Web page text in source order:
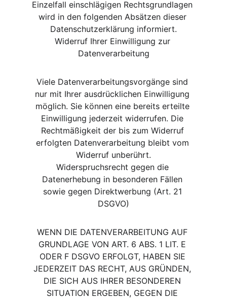
Einzelfall einschlägigen Rechtsgrundlagen
wird in den folgenden Absätzen dieser
Datenschutzerklärung informiert.
Widerruf Ihrer Einwilligung zur
Datenverarbeitung
Viele Datenverarbeitungsvorgänge sind
nur mit Ihrer ausdrücklichen Einwilligung
möglich. Sie können eine bereits erteilte
Einwilligung jederzeit widerrufen. Die
Rechtmäßigkeit der bis zum Widerruf
erfolgten Datenverarbeitung bleibt vom
Widerruf unberührt.
Widerspruchsrecht gegen die
Datenerhebung in besonderen Fällen
sowie gegen Direktwerbung (Art. 21
DSGVO)
WENN DIE DATENVERARBEITUNG AUF
GRUNDLAGE VON ART. 6 ABS. 1 LIT. E
ODER F DSGVO ERFOLGT, HABEN SIE
JEDERZEIT DAS RECHT, AUS GRÜNDEN,
DIE SICH AUS IHRER BESONDEREN
SITUATION ERGEBEN, GEGEN DIE